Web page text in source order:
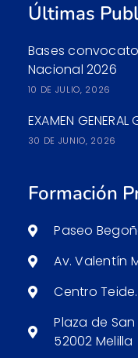
Últimas
Bases
Nacional 2026
10 DE JULIO, 2026
EXAMEN GENERAL
30 DE JUNIO, 2026
Formación
Paseo
Av. Valentín
Centro
Plaza de
52002 Melilla